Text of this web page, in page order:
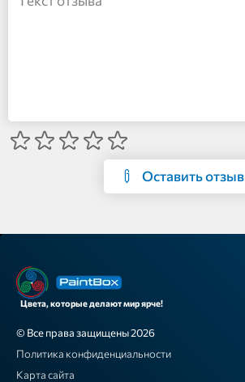
Оставить отзыв
Цвета, которые делают мир ярче!
© Все права защищены 2026
Политика конфиденциальности
Карта сайта